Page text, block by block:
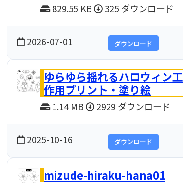
829.55 KB 325 ダウンロード
2026-07-01 ダウンロード
ゆらゆら揺れるハロウィン工
作用プリント・塗り絵
1.14 MB 2929 ダウンロード
2025-10-16 ダウンロード
mizude-hiraku-hana01